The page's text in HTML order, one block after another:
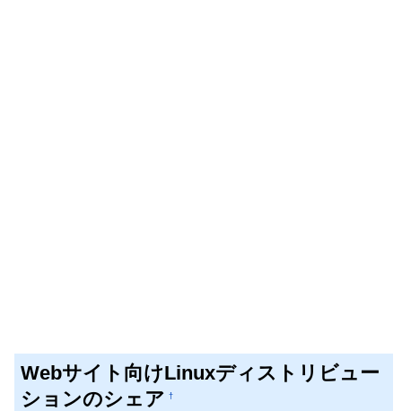
Webサイト向けLinuxディストリビュー
ションのシェア †